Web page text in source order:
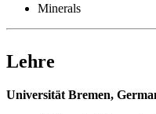
Minerals
Lehre
Universität Bremen,